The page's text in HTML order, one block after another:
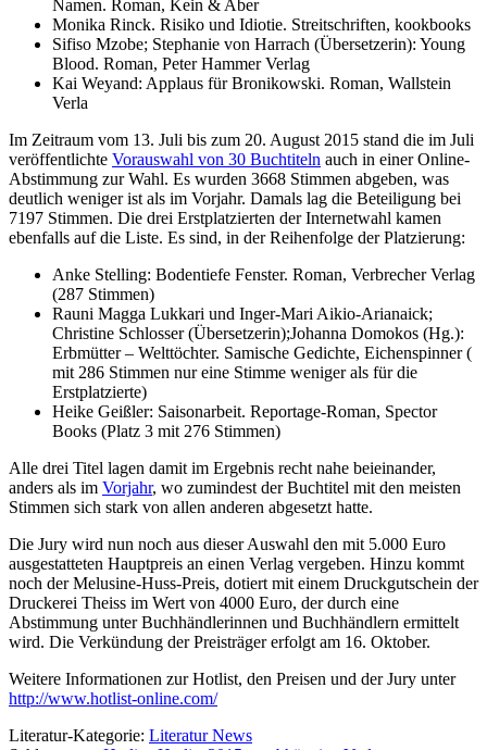
Namen. Roman, Kein & Aber
Monika Rinck. Risiko und Idiotie. Streitschriften, kookbooks
Sifiso Mzobe; Stephanie von Harrach (Übersetzerin): Young
Blood. Roman, Peter Hammer Verlag
Kai Weyand: Applaus für Bronikowski. Roman, Wallstein
Verla
Im Zeitraum vom 13. Juli bis zum 20. August 2015 stand die im Juli
veröffentlichte Vorauswahl von 30 Buchtiteln auch in einer Online-
Abstimmung zur Wahl. Es wurden 3668 Stimmen abgeben, was
deutlich weniger ist als im Vorjahr. Damals lag die Beteiligung bei
7197 Stimmen. Die drei Erstplatzierten der Internetwahl kamen
ebenfalls auf die Liste. Es sind, in der Reihenfolge der Platzierung:
Anke Stelling: Bodentiefe Fenster. Roman, Verbrecher Verlag
(287 Stimmen)
Rauni Magga Lukkari und Inger-Mari Aikio-Arianaick;
Christine Schlosser (Übersetzerin);Johanna Domokos (Hg.):
Erbmütter – Welttöchter. Samische Gedichte, Eichenspinner (
mit 286 Stimmen nur eine Stimme weniger als für die
Erstplatzierte)
Heike Geißler: Saisonarbeit. Reportage-Roman, Spector
Books (Platz 3 mit 276 Stimmen)
Alle drei Titel lagen damit im Ergebnis recht nahe beieinander,
anders als im Vorjahr, wo zumindest der Buchtitel mit den meisten
Stimmen sich stark von allen anderen abgesetzt hatte.
Die Jury wird nun noch aus dieser Auswahl den mit 5.000 Euro
ausgestatteten Hauptpreis an einen Verlag vergeben. Hinzu kommt
noch der Melusine-Huss-Preis, dotiert mit einem Druckgutschein der
Druckerei Theiss im Wert von 4000 Euro, der durch eine
Abstimmung unter Buchhändlerinnen und Buchhändlern ermittelt
wird. Die Verkündung der Preisträger erfolgt am 16. Oktober.
Weitere Informationen zur Hotlist, den Preisen und der Jury unter
http://www.hotlist-online.com/
Literatur-Kategorie: Literatur News